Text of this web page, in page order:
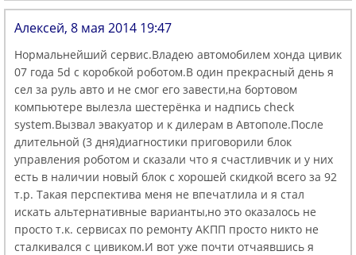
Алексей, 8 мая 2014 19:47
Нормальнейший сервис.Владею автомобилем хонда цивик
07 года 5d с коробкой роботом.В один прекрасный день я
сел за руль авто и не смог его завести,на бортовом
компьютере вылезла шестерёнка и надпись check
system.Вызвал эвакуатор и к дилерам в Автополе.После
длительной (3 дня)диагностики приговорили блок
управления роботом и сказали что я счастливчик и у них
есть в наличии новый блок с хорошей скидкой всего за 92
т.р. Такая перспектива меня не впечатлила и я стал
искать альтернативные варианты,но это оказалось не
просто т.к. сервисах по ремонту АКПП просто никто не
сталкивался с цивиком.И вот уже почти отчаявшись я